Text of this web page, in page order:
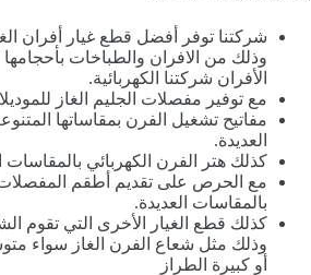
شركتنا توفر أفضل قطع غيار أفران
وذلك من الافران والطباخات
الأفران شركتنا الكهربائية.
مع توفير مفصلات الجليم الغاز
مفاتيح تشغيل الفرن بمقاساتها
العديدة.
كذلك هتر الفرن الكهربائي بالمقاسات
مع الحرص على تقديم أطقم المفصلات
بالمقاسات العديدة.
كذلك قطع الغيار الأخرى التي تقوم
وذلك مثل شعاع الفرن الغاز سواء
أو كبيرة الطراز